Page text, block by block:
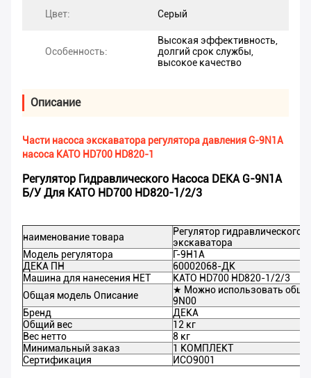
Цвет: Серый
Особенность:
Высокая эффективность,
долгий срок службы,
высокое качество
Описание
Части насоса экскаватора регулятора давления G-9N1A
насоса KATO HD700 HD820-1
Регулятор Гидравлического Насоса DEKA G-9N1A
Б/у Для KATO HD700 HD820-1/2/3
наименование товара
Регулятор гидравлического
экскаватора
Модель регулятора
Г-9Н1А
ДЕКА ПН
60002068-ДК
Машина для нанесения НЕТ
КАТО HD700 HD820-1/2/3
Общая модель Описание
★ Можно использовать
9N00
Бренд
ДЕКА
Общий вес
12 кг
Вес нетто
8 кг
Минимальный заказ
1 КОМПЛЕКТ
Сертификация
ИСО9001